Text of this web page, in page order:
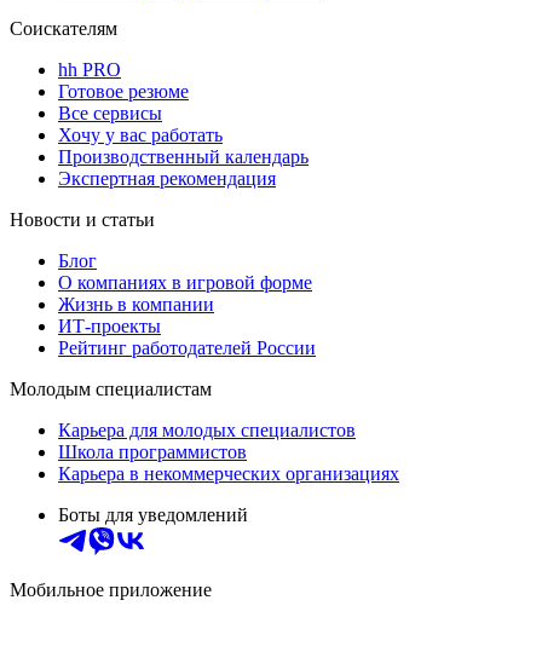
Соискателям
hh PRO
Готовое резюме
Все сервисы
Хочу у вас работать
Производственный календарь
Экспертная рекомендация
Новости и статьи
Блог
О компаниях в игровой форме
Жизнь в компании
ИТ-проекты
Рейтинг работодателей России
Молодым специалистам
Карьера для молодых специалистов
Школа программистов
Карьера в некоммерческих организациях
Боты для уведомлений
Мобильное приложение